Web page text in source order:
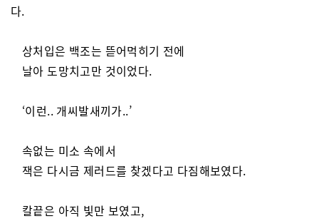
다.
상처입은 백조는 뜯어먹히기 전에
날아 도망치고만 것이었다.
‘이런.. 개씨발새끼가..’
속없는 미소 속에서
잭은 다시금 제러드를 찾겠다고 다짐해보였다.
칼끝은 아직 빛만 보였고,